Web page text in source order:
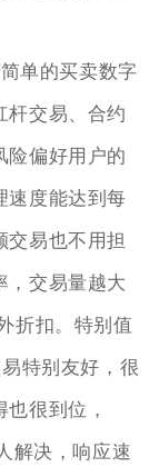
单的买卖数字
杆交易、合约
险偏好用户的
速度能达到每
交易也不用担
，交易量越大
折扣。特别值
特别友好，很
很到位，
解决，响应速